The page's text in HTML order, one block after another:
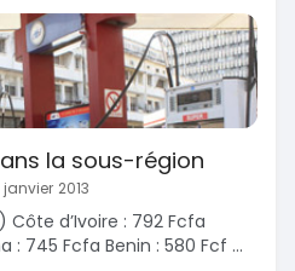
la sous-région
2013
d’Ivoire : 792 Fcfa
: 745 Fcfa Benin : 580 Fcf ...